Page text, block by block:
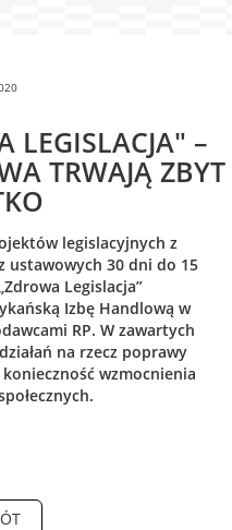
LEGISLACJA" –
TRWAJĄ ZBYT
legislacyjnych z
ustawowych 30 dni do 15
Legislacja”
Izbę Handlową w
RP. W zawartych
na rzecz poprawy
wzmocnienia